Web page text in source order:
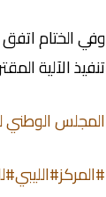
وفي الختام
تنفيذ الآلية
المجلس الوطني
#المركز#الليبي